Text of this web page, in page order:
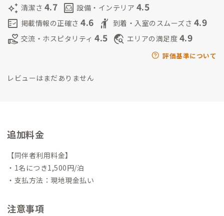
auto_awesome 清潔さ 4.7 living 設備・インテリア 4.5
fact_check 掲載情報の正確さ 4.6 hail 到着・入室のスムーズさ 4.9
volunteer_activism 交流・ホスピタリティ 4.5 travel_explore エリアの満足度 4.9
評価基準について
レビューはまだありません
追加料金
【同伴者利用料金】
・1名につき1,500円/泊
・支払方法：現地現金払い
注意事項